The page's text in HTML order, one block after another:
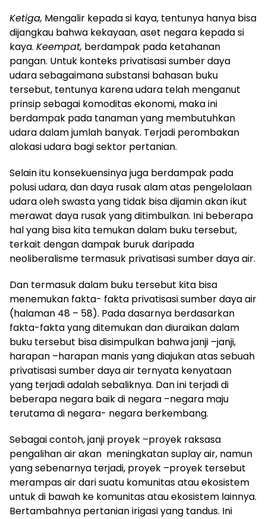
Ketiga, Mengalir kepada si kaya, tentunya hanya bisa
dijangkau bahwa kekayaan, aset negara kepada si
kaya. Keempat, berdampak pada ketahanan
pangan. Untuk konteks privatisasi sumber daya
udara sebagaimana substansi bahasan buku
tersebut, tentunya karena udara telah menganut
prinsip sebagai komoditas ekonomi, maka ini
berdampak pada tanaman yang membutuhkan
udara dalam jumlah banyak. Terjadi perombakan
alokasi udara bagi sektor pertanian.
Selain itu konsekuensinya juga berdampak pada
polusi udara, dan daya rusak alam atas pengelolaan
udara oleh swasta yang tidak bisa dijamin akan ikut
merawat daya rusak yang ditimbulkan. Ini beberapa
hal yang bisa kita temukan dalam buku tersebut,
terkait dengan dampak buruk daripada
neoliberalisme termasuk privatisasi sumber daya air.
Dan termasuk dalam buku tersebut kita bisa
menemukan fakta- fakta privatisasi sumber daya air
(halaman 48 – 58). Pada dasarnya berdasarkan
fakta-fakta yang ditemukan dan diuraikan dalam
buku tersebut bisa disimpulkan bahwa janji –janji,
harapan –harapan manis yang diajukan atas sebuah
privatisasi sumber daya air ternyata kenyataan
yang terjadi adalah sebaliknya. Dan ini terjadi di
beberapa negara baik di negara –negara maju
terutama di negara- negara berkembang.
Sebagai contoh, janji proyek –proyek raksasa
pengalihan air akan meningkatan suplay air, namun
yang sebenarnya terjadi, proyek –proyek tersebut
merampas air dari suatu komunitas atau ekosistem
untuk di bawah ke komunitas atau ekosistem lainnya.
Bertambahnya pertanian irigasi yang tandus. Ini